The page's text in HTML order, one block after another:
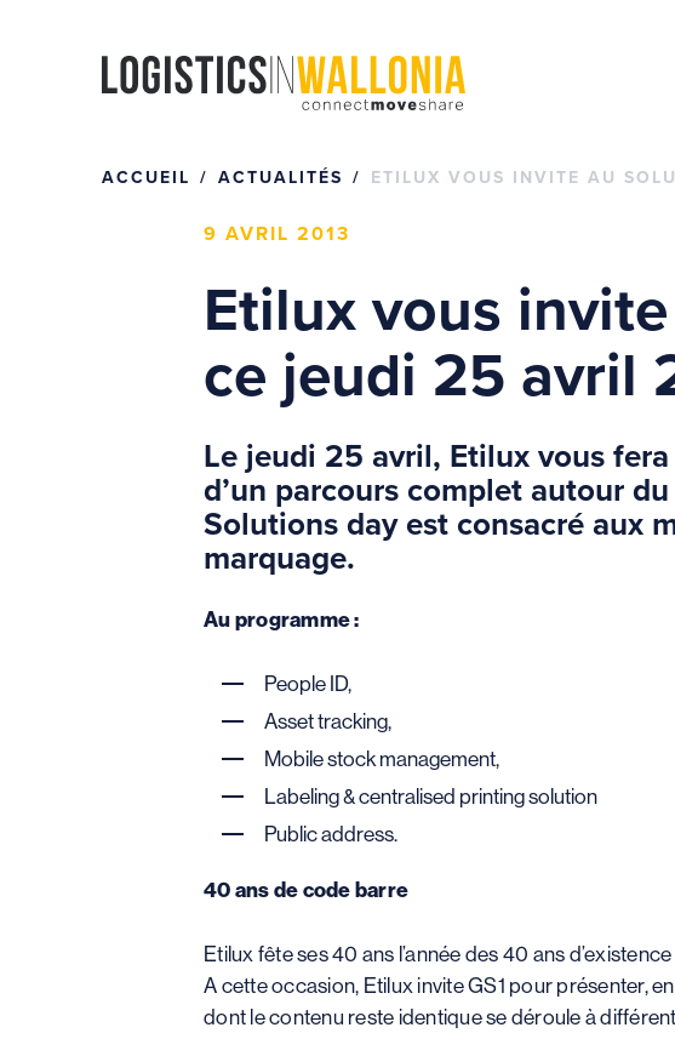
ACCUEIL ACTUALITÉS ETILUX VOUS INVITE AU
9 AVRIL 2013
Etilux vous
ce jeudi 25 avril
Le jeudi 25 avril, Etilux vous
d’un parcours complet autour
Solutions day est consacré aux
marquage.
Au programme :
People ID,
Asset tracking,
Mobile stock management,
Labeling & centralised printing solution
Public address.
40 ans de code barre
Etilux fête ses 40 ans l’année des 40 ans
A cette occasion, Etilux invite GS1 pour présenter,
dont le contenu reste identique se déroule à